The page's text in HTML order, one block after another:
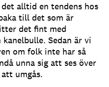
alltid en tendens hos
till det som är
det fint med
Sedan är vi
om folk inte har så
unna sig att ses över
umgås.